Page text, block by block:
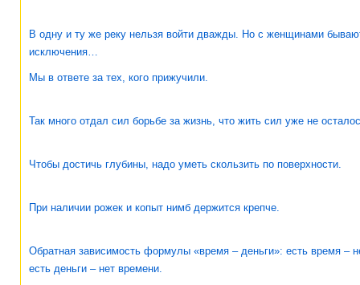
В одну и ту же реку нельзя войти дважды. Но с женщинами
исключения…
Мы в ответе за тех, кого прижучили.
Так много отдал сил борьбе за жизнь, что жить сил уже не
Чтобы достичь глубины, надо уметь скользить по поверхности.
При наличии рожек и копыт нимб держится крепче.
Обратная зависимость формулы «время – деньги»: есть время –
есть деньги – нет времени.